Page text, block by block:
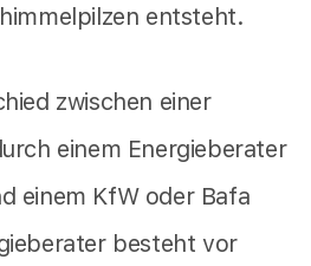
entsteht.
zwischen einer
einem Energieberater
einem KfW oder Bafa
besteht vor